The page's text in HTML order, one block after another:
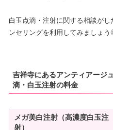
白玉点滴・注射に関する相談が
ンセリングを利用してみましょ
吉祥寺にあるアンティアージ
滴・白玉注射の料金
メガ美白注射（高濃度白玉注
射）